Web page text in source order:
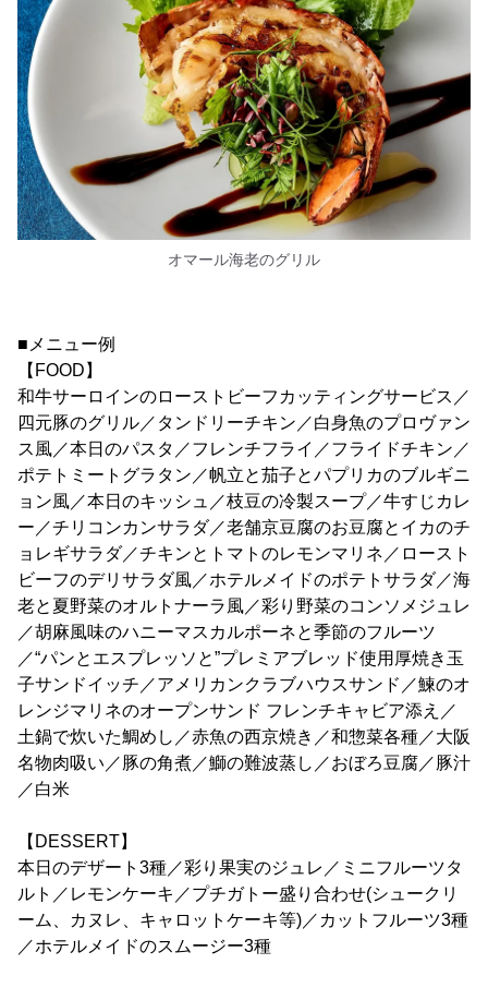
オマール海老のグリル
■メニュー例
【FOOD】
和牛サーロインのローストビーフカッティングサービス／
四元豚のグリル／タンドリーチキン／白身魚のプロヴァン
ス風／本日のパスタ／フレンチフライ／フライドチキン／
ポテトミートグラタン／帆立と茄子とパプリカのブルギニ
ョン風／本日のキッシュ／枝豆の冷製スープ／牛すじカレ
ー／チリコンカンサラダ／老舗京豆腐のお豆腐とイカのチ
ョレギサラダ／チキンとトマトのレモンマリネ／ロースト
ビーフのデリサラダ風／ホテルメイドのポテトサラダ／海
老と夏野菜のオルトナーラ風／彩り野菜のコンソメジュレ
／胡麻風味のハニーマスカルポーネと季節のフルーツ
／“パンとエスプレッソと”プレミアブレッド使用厚焼き玉
子サンドイッチ／アメリカンクラブハウスサンド／鰊のオ
レンジマリネのオープンサンド フレンチキャビア添え／
土鍋で炊いた鯛めし／赤魚の西京焼き／和惣菜各種／大阪
名物肉吸い／豚の角煮／鰤の難波蒸し／おぼろ豆腐／豚汁
／白米
【DESSERT】
本日のデザート3種／彩り果実のジュレ／ミニフルーツタ
ルト／レモンケーキ／プチガトー盛り合わせ(シュークリ
ーム、カヌレ、キャロットケーキ等)／カットフルーツ3種
／ホテルメイドのスムージー3種